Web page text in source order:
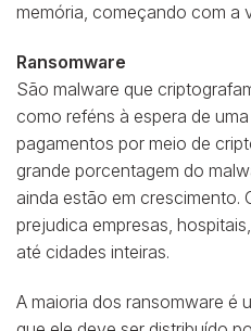
memória, começando com a
Ransomware
São malware que
como reféns à espera de
pagamentos por meio de
grande porcentagem do
ainda estão em crescimento.
prejudica empresas,
até cidades inteiras.
A maioria dos ransomware é